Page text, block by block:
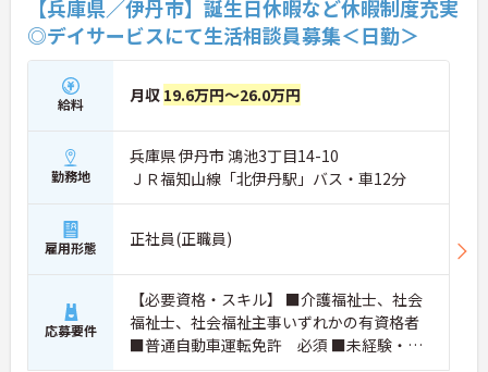
【兵庫県／伊丹市】誕生日休暇など休暇制度充実
◎デイサービスにて生活相談員募集＜日勤＞
給料 月収 19.6万円～26.0万円
勤務地
兵庫県 伊丹市 鴻池3丁目14-10
ＪＲ福知山線「北伊丹駅」バス・車12分
雇用形態 正社員(正職員)
応募要件
【必要資格・スキル】 ■介護福祉士、社会
福祉士、社会福祉主事いずれかの有資格者
■普通自動車運転免許 必須 ■未経験・ブ